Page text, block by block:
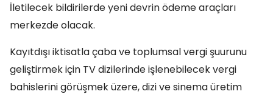
İletilecek bildirilerde yeni devrin ödeme araçları
merkezde olacak.
Kayıtdışı iktisatla çaba ve toplumsal vergi şuurunu
geliştirmek için TV dizilerinde işlenebilecek vergi
bahislerini görüşmek üzere, dizi ve sinema üretim